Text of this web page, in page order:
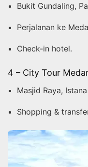
Bukit Gundaling,
Perjalanan ke
Check-in hotel.
4 – City Tour
Masjid Raya,
Shopping &